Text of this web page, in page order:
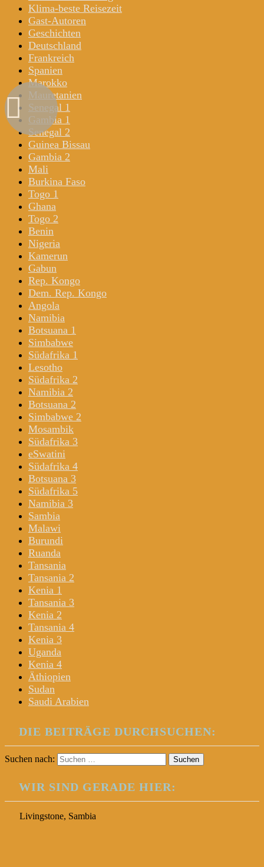
Klima-beste Reisezeit
Gast-Autoren
Geschichten
Deutschland
Frankreich
Spanien
Marokko
Mauretanien
Senegal 1
Gambia 1
Senegal 2
Guinea Bissau
Gambia 2
Mali
Burkina Faso
Togo 1
Ghana
Togo 2
Benin
Nigeria
Kamerun
Gabun
Rep. Kongo
Dem. Rep. Kongo
Angola
Namibia
Botsuana 1
Simbabwe
Südafrika 1
Lesotho
Südafrika 2
Namibia 2
Botsuana 2
Simbabwe 2
Mosambik
Südafrika 3
eSwatini
Südafrika 4
Botsuana 3
Südafrika 5
Namibia 3
Sambia
Malawi
Burundi
Ruanda
Tansania
Tansania 2
Kenia 1
Tansania 3
Kenia 2
Tansania 4
Kenia 3
Uganda
Kenia 4
Äthiopien
Sudan
Saudi Arabien
DIE BEITRÄGE DURCHSUCHEN:
Suchen nach:
WIR SIND GERADE HIER:
Livingstone, Sambia